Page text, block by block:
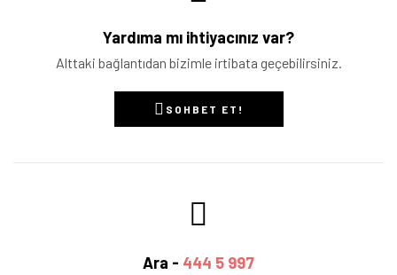
Yardıma mı ihtiyacınız var?
Alttaki bağlantıdan bizimle irtibata geçebilirsiniz.
SOHBET ET!
Ara - 444 5 997